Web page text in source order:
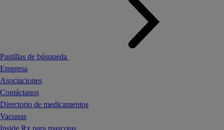
Pastillas de búsqueda
Empresa
Asociaciones
Contáctanos
Directorio de medicamentos
Vacunas